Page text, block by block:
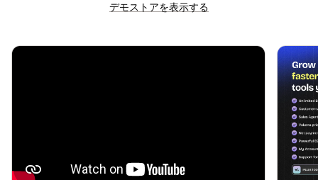
デモストアを表示する